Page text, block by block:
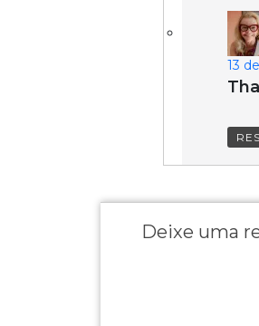
13
Deixe uma